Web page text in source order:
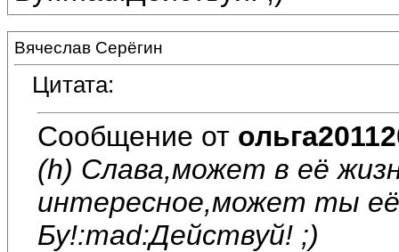
Вячеслав Серёгин
Цитата:
Сообщение от
(h) Слава,может в её
интересное,может ты
Бу!:mad:Действуй! ;)